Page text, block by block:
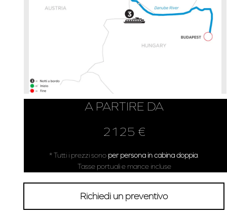
A PARTIRE DA
2125 €
* Tutti i prezzi sono per persona in cabina doppia.
Tasse portuali e mance incluse
Richiedi un preventivo